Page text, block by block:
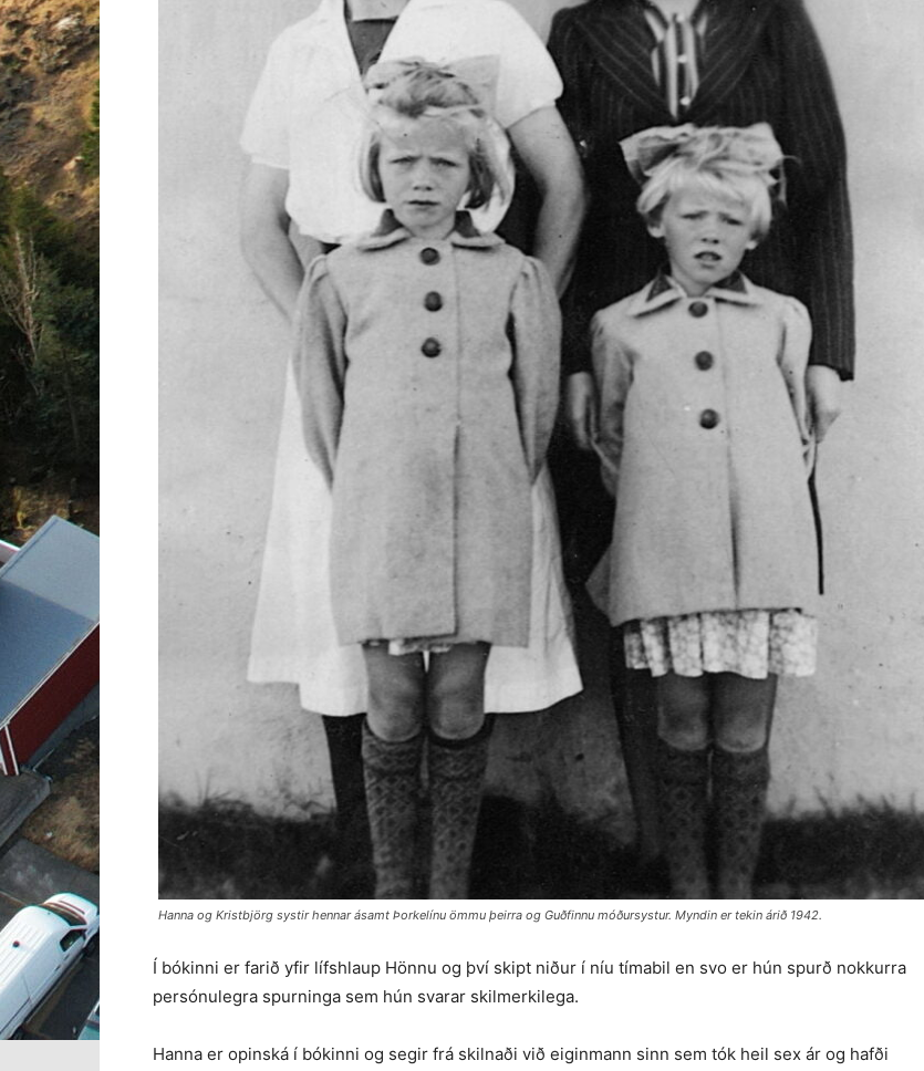
Hanna og Kristbjörg systir hennar ásamt Þorkelínu ömmu þeirra og Guðfinnu móðursystur. Myndin er tekin árið 1942.
Í bókinni er farið yfir lífshlaup Hönnu og því skipt niður í níu tímabil en svo er hún spurð nokkurra
persónulegra spurninga sem hún svarar skilmerkilega.
Hanna er opinská í bókinni og segir frá skilnaði við eiginmann sinn sem tók heil sex ár og hafði